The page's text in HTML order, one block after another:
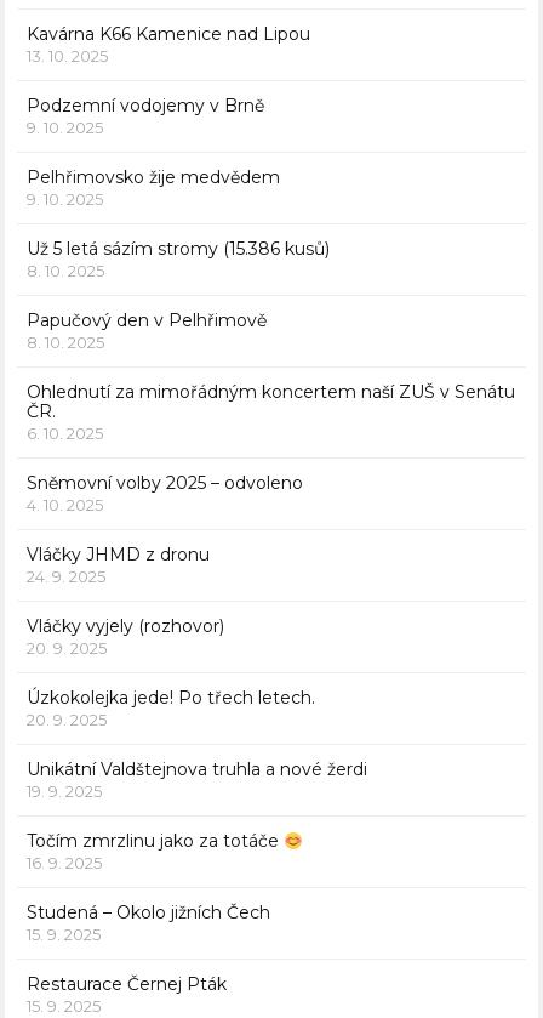
Kavárna K66 Kamenice nad Lipou
13. 10. 2025
Podzemní vodojemy v Brně
9. 10. 2025
Pelhřimovsko žije medvědem
9. 10. 2025
Už 5 letá sázím stromy (15.386 kusů)
8. 10. 2025
Papučový den v Pelhřimově
8. 10. 2025
Ohlednutí za mimořádným koncertem naší ZUŠ v Senátu
ČR.
6. 10. 2025
Sněmovní volby 2025 – odvoleno
4. 10. 2025
Vláčky JHMD z dronu
24. 9. 2025
Vláčky vyjely (rozhovor)
20. 9. 2025
Úzkokolejka jede! Po třech letech.
20. 9. 2025
Unikátní Valdštejnova truhla a nové žerdi
19. 9. 2025
Točím zmrzlinu jako za totáče
16. 9. 2025
Studená – Okolo jižních Čech
15. 9. 2025
Restaurace Černej Pták
15. 9. 2025